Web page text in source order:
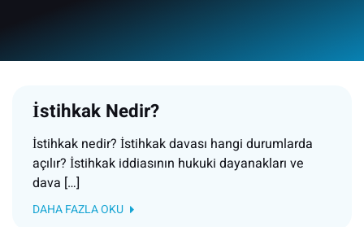
İstihkak Nedir?
İstihkak nedir? İstihkak davası hangi durumlarda
açılır? İstihkak iddiasının hukuki dayanakları ve
dava […]
DAHA FAZLA OKU